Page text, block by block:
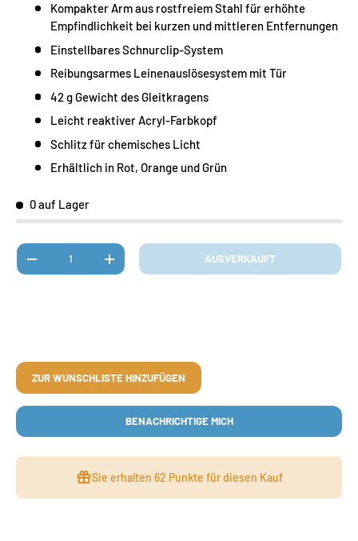
Kompakter Arm aus rostfreiem Stahl für erhöhte
Empfindlichkeit bei kurzen und mittleren Entfernungen
Einstellbares Schnurclip-System
Reibungsarmes Leinenauslösesystem mit Tür
42 g Gewicht des Gleitkragens
Leicht reaktiver Acryl-Farbkopf
Schlitz für chemisches Licht
Erhältlich in Rot, Orange und Grün
0 auf Lager
Anzahl
MENGE VERRINGERNMENGE ERHÖHEN AUSVERKAUFT
ZUR WUNSCHLISTE HINZUFÜGEN
BENACHRICHTIGE MICH
Sie erhalten 62 Punkte für diesen Kauf